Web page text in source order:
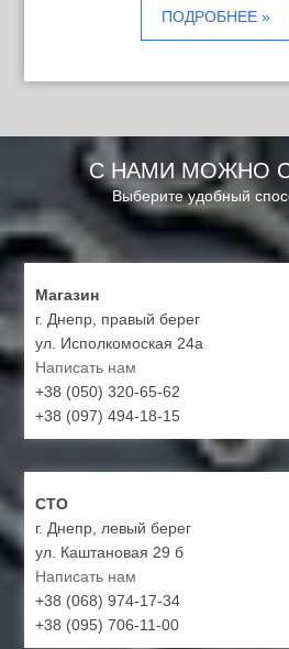
ПОДРОБНЕЕ »
С НАМИ МОЖНО
Выберите удобный
Магазин
г. Днепр, правый берег
ул. Исполкомоская 24а
Написать нам
+38 (050) 320-65-62
+38 (097) 494-18-15
СТО
г. Днепр, левый берег
ул. Каштановая 29 б
Написать нам
+38 (068) 974-17-34
+38 (095) 706-11-00